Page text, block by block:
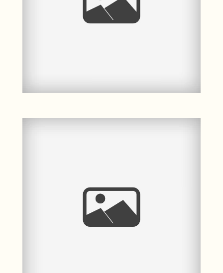
Familienfotografie in
Greifswald | Mama & ihr
kleiner Prinz ♥